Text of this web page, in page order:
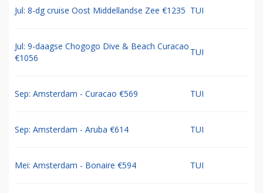
Jul: 8-dg cruise Oost Middellandse Zee €1235 TUI
Jul: 9-daagse Chogogo Dive & Beach Curacao
€1056
TUI
Sep: Amsterdam - Curacao €569 TUI
Sep: Amsterdam - Aruba €614 TUI
Mei: Amsterdam - Bonaire €594 TUI